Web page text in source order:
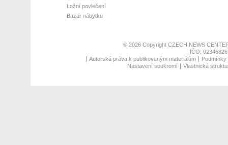
Ložní povlečení
Bazar nábytku
© 2026 Copyright CZECH NEWS
IČO:
Autorská práva k publikovaným materiálům
Nastavení soukromí
Vlastnická